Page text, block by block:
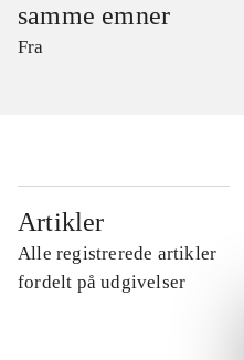
samme emner
Fra
Artikler
Alle registrerede artikler
fordelt på udgivelser